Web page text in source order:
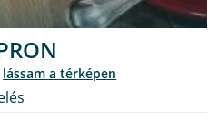
lássam a térképen